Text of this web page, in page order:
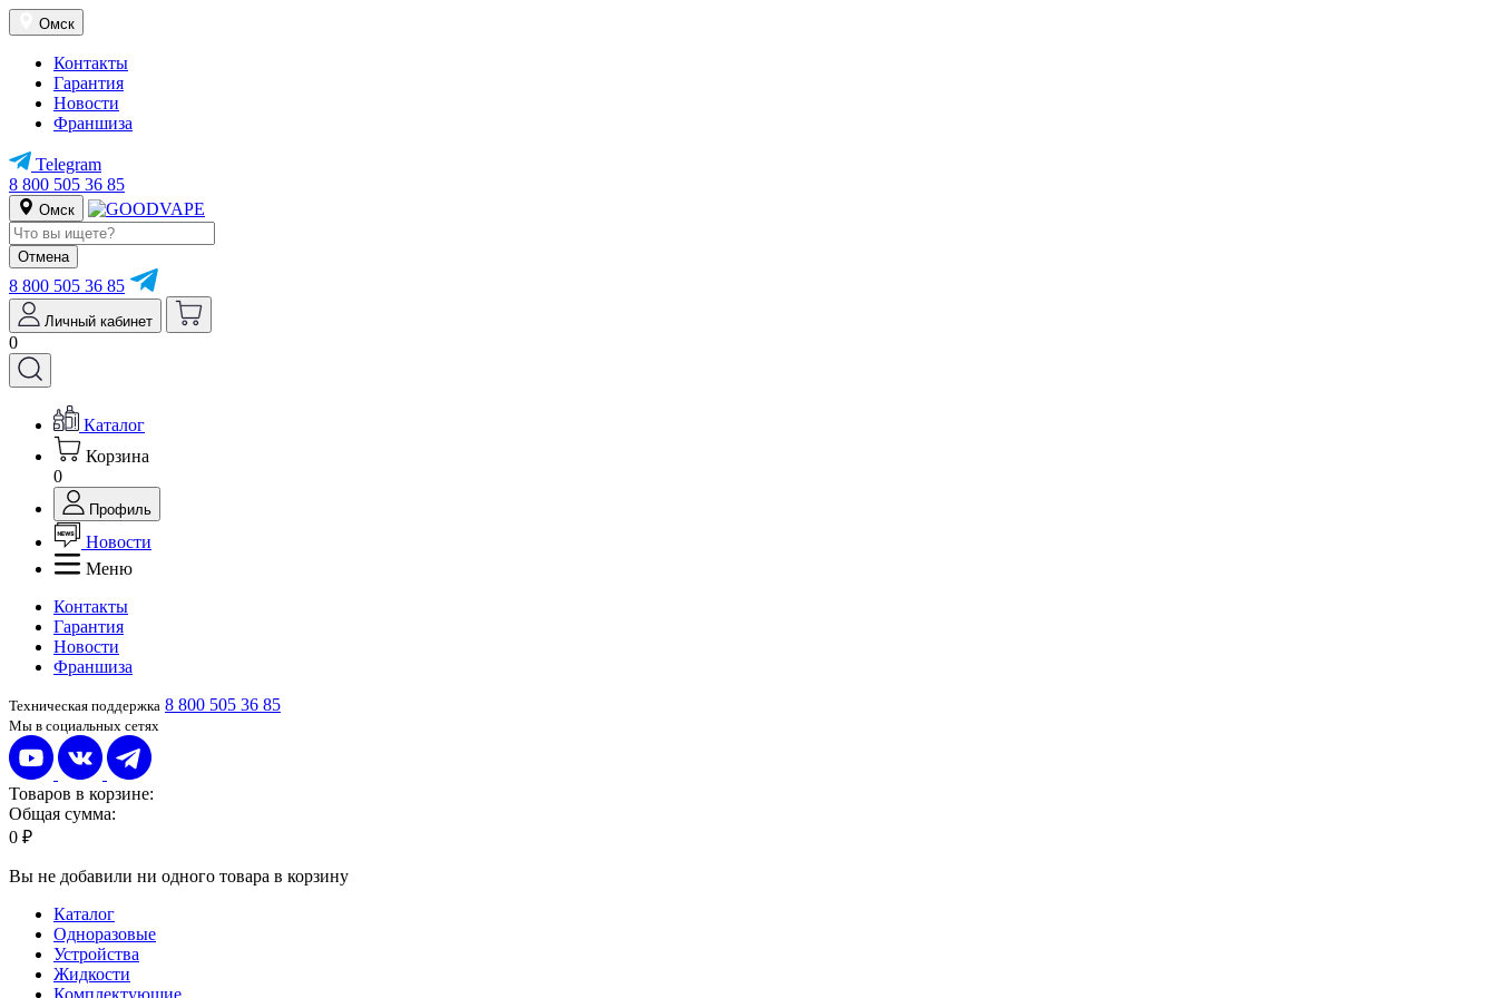
Омск
Контакты
Гарантия
Новости
Франшиза
Telegram
8 800 505 36 85
Омск
Отмена
8 800 505 36 85
Личный кабинет
0
Каталог
Корзина
0
Профиль
Новости
Меню
Контакты
Гарантия
Новости
Франшиза
Техническая поддержка 8 800 505 36 85
Мы в социальных сетях
Товаров в корзине:
Общая сумма:
0 ₽
Вы не добавили ни одного товара в корзину
Каталог
Одноразовые
Устройства
Жидкости
Комплектующие